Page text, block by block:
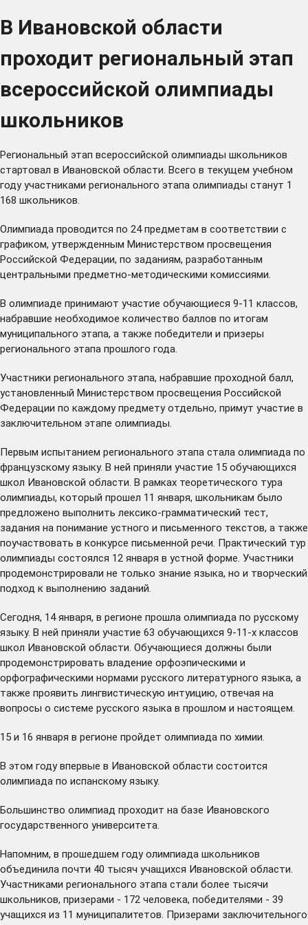
В Ивановской области
проходит региональный этап
всероссийской олимпиады
школьников
Региональный этап всероссийской олимпиады школьников
стартовал в Ивановской области. Всего в текущем учебном
году участниками регионального этапа олимпиады станут 1
168 школьников.
Олимпиада проводится по 24 предметам в соответствии с
графиком, утвержденным Министерством просвещения
Российской Федерации, по заданиям, разработанным
центральными предметно-методическими комиссиями.
В олимпиаде принимают участие обучающиеся 9-11 классов,
набравшие необходимое количество баллов по итогам
муниципального этапа, а также победители и призеры
регионального этапа прошлого года.
Участники регионального этапа, набравшие проходной балл,
установленный Министерством просвещения Российской
Федерации по каждому предмету отдельно, примут участие в
заключительном этапе олимпиады.
Первым испытанием регионального этапа стала олимпиада по
французскому языку. В ней приняли участие 15 обучающихся
школ Ивановской области. В рамках теоретического тура
олимпиады, который прошел 11 января, школьникам было
предложено выполнить лексико-грамматический тест,
задания на понимание устного и письменного текстов, а также
поучаствовать в конкурсе письменной речи. Практический тур
олимпиады состоялся 12 января в устной форме. Участники
продемонстрировали не только знание языка, но и творческий
подход к выполнению заданий.
Сегодня, 14 января, в регионе прошла олимпиада по русскому
языку. В ней приняли участие 63 обучающихся 9-11-х классов
школ Ивановской области. Обучающиеся должны были
продемонстрировать владение орфоэпическими и
орфографическими нормами русского литературного языка, а
также проявить лингвистическую интуицию, отвечая на
вопросы о системе русского языка в прошлом и настоящем.
15 и 16 января в регионе пройдет олимпиада по химии.
В этом году впервые в Ивановской области состоится
олимпиада по испанскому языку.
Большинство олимпиад проходит на базе Ивановского
государственного университета.
Напомним, в прошедшем году олимпиада школьников
объединила почти 40 тысяч учащихся Ивановской области.
Участниками регионального этапа стали более тысячи
школьников, призерами - 172 человека, победителями - 39
учащихся из 11 муниципалитетов. Призерами заключительного